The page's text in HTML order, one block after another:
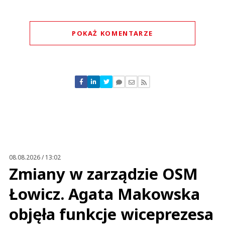
POKAŻ KOMENTARZE
Normalnie rewelacja , i to ma być hurtownik ? . Makro wali w dół aż huczy
Jarek
Odpowiedz
08.08.2026 / 13:02
Zmiany w zarządzie OSM
Łowicz. Agata Makowska
objęła funkcje wiceprezesa